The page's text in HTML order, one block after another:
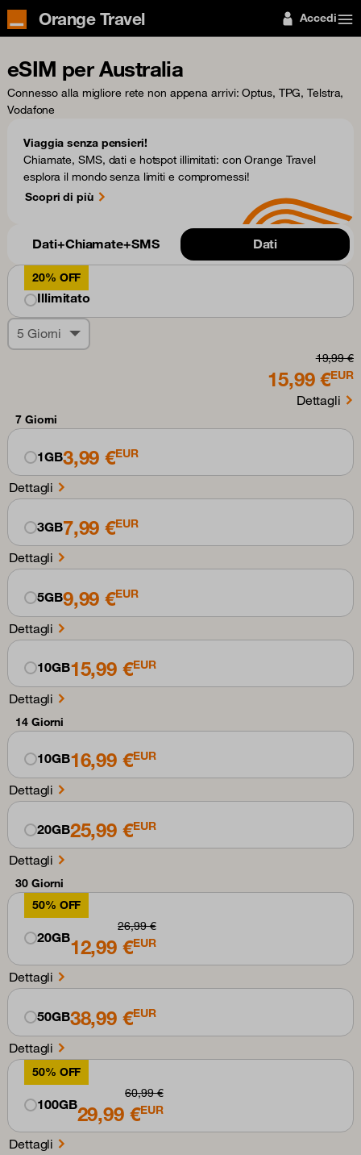
Orange Travel Accedi
eSIM per Australia
Connesso alla migliore rete non appena arrivi: Optus, TPG, Telstra,
Vodafone
Viaggia senza pensieri!
Chiamate, SMS, dati e hotspot illimitati: con Orange Travel
esplora il mondo senza limiti e compromessi!
Scopri di più
Dati+Chiamate+SMS Dati
20% OFF
Illimitato
5 Giorni
19,99 €
15,99 €EUR
Dettagli
7 Giorni
1GB3,99 €EUR
Dettagli
3GB7,99 €EUR
Dettagli
5GB9,99 €EUR
Dettagli
10GB15,99 €EUR
Dettagli
14 Giorni
10GB16,99 €EUR
Dettagli
20GB25,99 €EUR
Dettagli
30 Giorni
50% OFF
20GB
26,99 €
12,99 €EUR
Dettagli
50GB38,99 €EUR
Dettagli
50% OFF
100GB
60,99 €
29,99 €EUR
Dettagli